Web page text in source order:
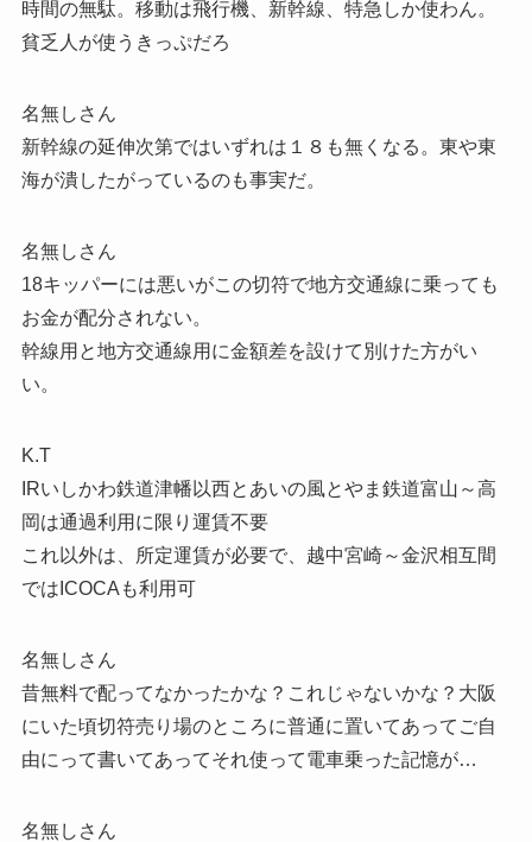
時間の無駄。移動は飛行機、新幹線、特急しか使わん。
貧乏人が使うきっぷだろ
名無しさん
新幹線の延伸次第ではいずれは１８も無くなる。東や東
海が潰したがっているのも事実だ。
名無しさん
18キッパーには悪いがこの切符で地方交通線に乗っても
お金が配分されない。
幹線用と地方交通線用に金額差を設けて別けた方がい
い。
K.T
IRいしかわ鉄道津幡以西とあいの風とやま鉄道富山～高
岡は通過利用に限り運賃不要
これ以外は、所定運賃が必要で、越中宮崎～金沢相互間
ではICOCAも利用可
名無しさん
昔無料で配ってなかったかな？これじゃないかな？大阪
にいた頃切符売り場のところに普通に置いてあってご自
由にって書いてあってそれ使って電車乗った記憶が…
名無しさん